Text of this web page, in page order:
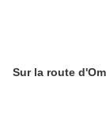
Sur la route